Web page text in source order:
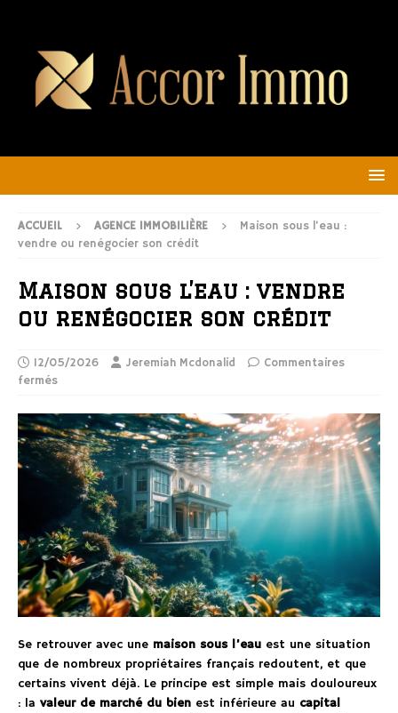
ACCUEIL AGENCE IMMOBILIÈRE
Maison sous l’eau :
vendre ou renégocier son crédit
Maison sous l’eau : vendre
ou renégocier son crédit
12/05/2026 Jeremiah Mcdonalid
Commentaires
fermés
Se retrouver avec une maison sous l’eau est une situation
que de nombreux propriétaires français redoutent, et que
certains vivent déjà. Le principe est simple mais douloureux
: la valeur de marché du bien est inférieure au capital